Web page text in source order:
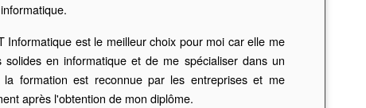
Informatique est le meilleur choix pour moi car elle me
en informatique et de me spécialiser dans un
formation est reconnue par les entreprises et me
après l'obtention de mon diplôme.